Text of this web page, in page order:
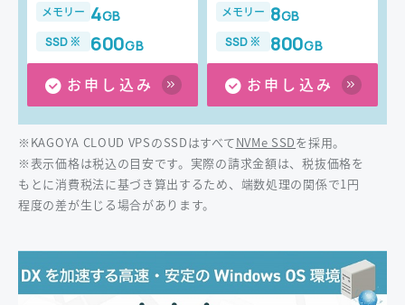
メモリー 4GB
SSD※ 600GB
お申し込み
メモリー 8GB
SSD※ 800GB
お申し込み
※KAGOYA CLOUD VPSのSSDはすべてNVMe SSDを採用。
※表示価格は税込の目安です。実際の請求金額は、税抜価格を
もとに消費税法に基づき算出するため、端数処理の関係で1円
程度の差が生じる場合があります。